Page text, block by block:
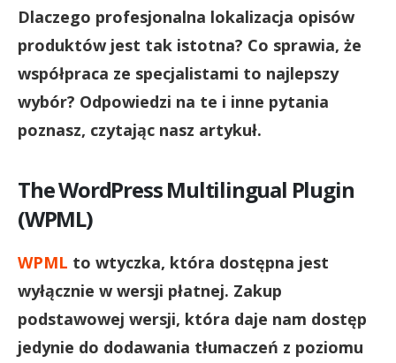
Dlaczego profesjonalna lokalizacja opisów
produktów jest tak istotna? Co sprawia, że
współpraca ze specjalistami to najlepszy
wybór? Odpowiedzi na te i inne pytania
poznasz, czytając nasz artykuł.
The WordPress Multilingual Plugin
(WPML)
WPML to wtyczka, która dostępna jest
wyłącznie w wersji płatnej. Zakup
podstawowej wersji, która daje nam dostęp
jedynie do dodawania tłumaczeń z poziomu